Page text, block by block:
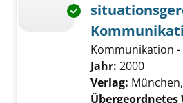
Exemplar-Details
Kommunikation
Suche nach
Jahr: 2000
Verlag:
Übergeordnetes